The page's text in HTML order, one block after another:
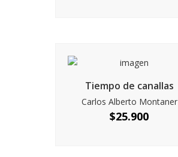
Tiempo de canallas
Carlos Alberto Montaner
$25.900